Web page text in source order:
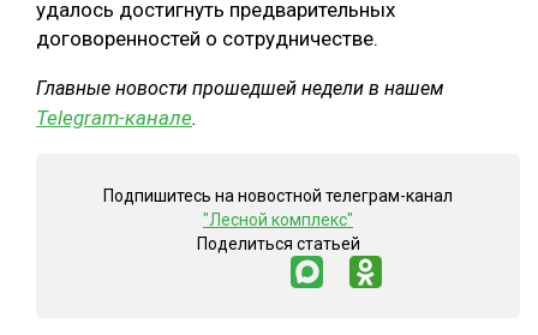
удалось достигнуть предварительных
договоренностей о сотрудничестве.
Главные новости прошедшей недели в нашем
Telegram-канале.
Подпишитесь на новостной телеграм-канал
"Лесной комплекс"
Поделиться статьей